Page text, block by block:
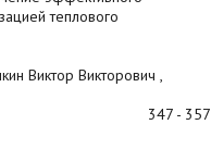
теплового
Виктор Викторович ,
347 - 357